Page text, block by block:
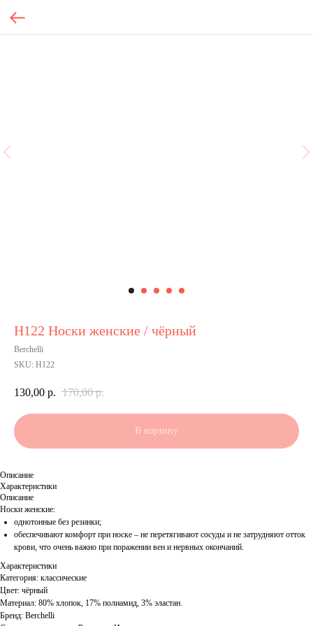
Н122 Носки женские / чёрный
Berchelli
SKU: Н122
130,00 р. 170,00 р.
В корзину
Описание
Характеристики
Описание
Носки женские:
однотонные без резинки;
обеспечивают комфорт при носке – не перетягивают сосуды и не затрудняют отток
крови, что очень важно при поражении вен и нервных окончаний.
Характеристики
Категория: классические
Цвет: чёрный
Материал: 80% хлопок, 17% полиамид, 3% эластан.
Бренд: Berchelli